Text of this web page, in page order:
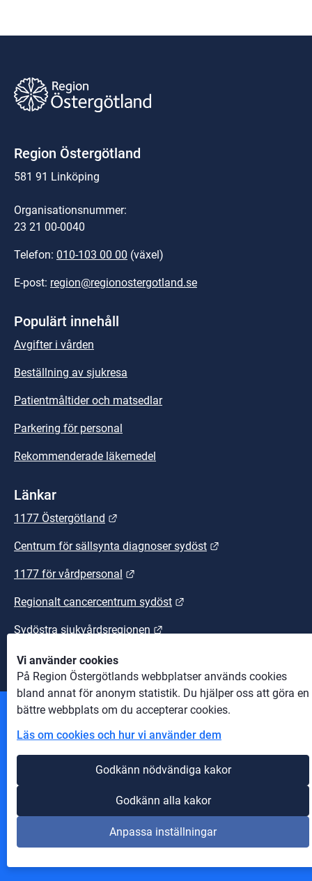
Vi använder cookies
På Region Östergötlands webbplatser används cookies
bland annat för anonym statistik. Du hjälper oss att göra en
bättre webbplats om du accepterar cookies.
Läs om cookies och hur vi använder dem
Godkänn nödvändiga kakor
Godkänn alla kakor
Anpassa inställningar
Region Östergötland
581 91 Linköping
Organisationsnummer:
23 21 00-0040
Telefon: 010-103 00 00 (växel)
E-post: region@regionostergotland.se
Populärt innehåll
Avgifter i vården
Beställning av sjukresa
Patientmåltider och matsedlar
Parkering för personal
Rekommenderade läkemedel
Länkar
1177 Östergötland
Centrum för sällsynta diagnoser sydöst
1177 för vårdpersonal
Regionalt cancercentrum sydöst
Sydöstra sjukvårdsregionen
Information om cookies
Om webbplatsen
Tillgänglighet på webbplatsen